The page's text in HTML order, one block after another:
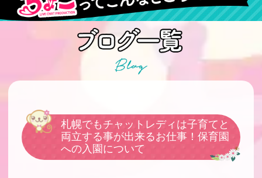
札幌でもチャットレディは子育てと
両立する事が出来るお仕事！保育園
への入園について